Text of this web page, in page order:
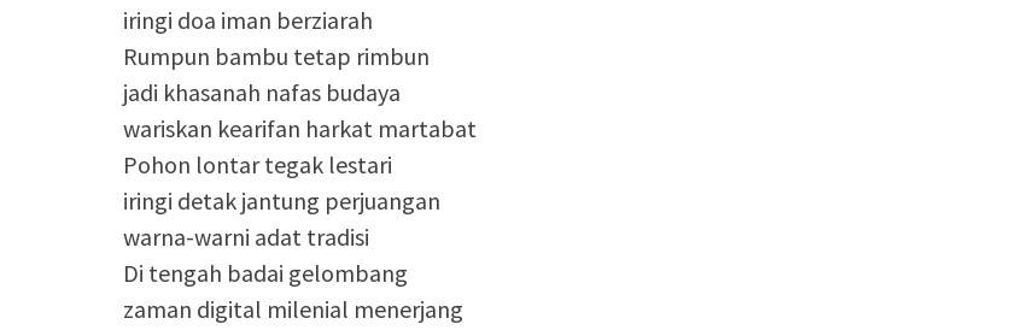
iringi doa iman berziarah
Rumpun bambu tetap rimbun
jadi khasanah nafas budaya
wariskan kearifan harkat martabat
Pohon lontar tegak lestari
iringi detak jantung perjuangan
warna-warni adat tradisi
Di tengah badai gelombang
zaman digital milenial menerjang